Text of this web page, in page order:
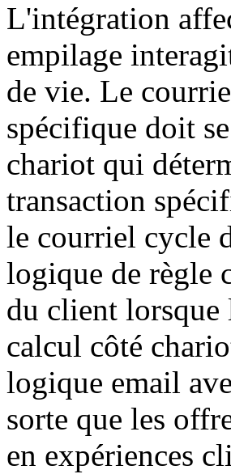
L'intégration
empilage
de vie. Le
spécifique doit
chariot qui
transaction
le courriel cycle
logique de règle
du client lorsque
calcul côté
logique email
sorte que les
en expériences